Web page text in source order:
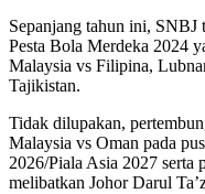
Sepanjang tahun ini, SNBJ
Pesta Bola Merdeka 2024
Malaysia vs Filipina,
Tajikistan.
Tidak dilupakan,
Malaysia vs Oman pada
2026/Piala Asia 2027 serta
melibatkan Johor Darul